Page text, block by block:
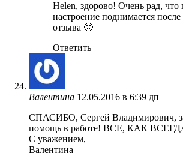
Helen, здорово! Очень рад,
настроение поднимается
отзыва 🙂
Ответить
Валентина 12.05.2016 в 6:39 дп
СПАСИБО, Сергей Владимирович,
помощь в работе! ВСЕ, КАК
С уважением,
Валентина